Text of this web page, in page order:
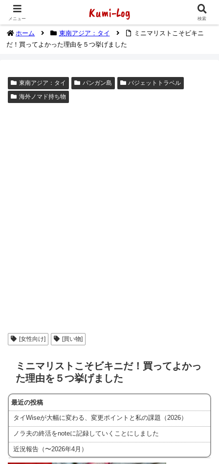
2014年1月から海外放浪（デジタルノマド）してます
ホーム 東南アジア：タイ
ミニマリストこそビキニ
だ！買ってよかった理由を５つ挙げました
東南アジア：タイ パンガン島
バジェットトラベル
海外ノマド持ち物
[女性向け] [買い物]
ミニマリストこそビキニだ！買ってよかっ
た理由を５つ挙げました
最近の投稿
タイWiseが大幅に変わる、変更ポイントと私の課題（2026）
ノラ夫の終活をnoteに記録していくことにしました
近況報告（〜2026年4月）
メニュー Kumi-Log 検索